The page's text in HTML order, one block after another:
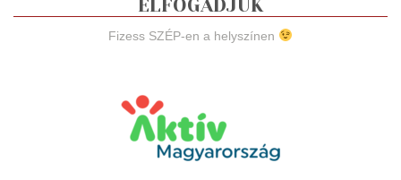
ELFOGADJUK
Fizess SZÉP-en a helyszínen